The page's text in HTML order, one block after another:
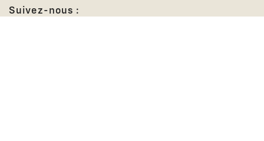
Suivez-nous :